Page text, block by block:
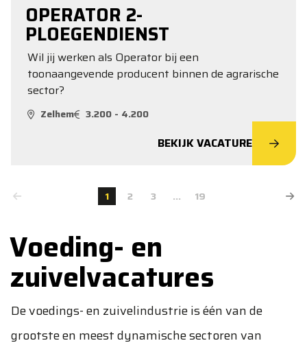
OPERATOR 2-
PLOEGENDIENST
Wil jij werken als Operator bij een
toonaangevende producent binnen de agrarische
sector?
Zelhem 3.200 - 4.200
BEKIJK VACATURE
1 2 3 ... 19
Voeding- en
zuivelvacatures
De voedings- en zuivelindustrie is één van de
grootste en meest dynamische sectoren van